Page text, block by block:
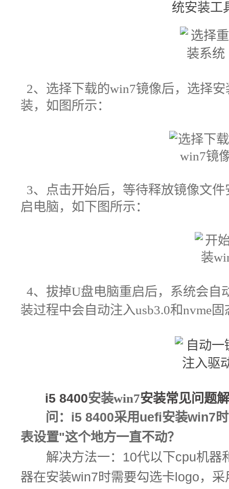
2、选择下载的win7镜像后，选择
装，如图所示：
3、点击开始后，等待释放镜像文
启电脑，如下图所示：
4、 拔掉U盘电脑重启后，系统会自
装过程中会自动注入usb3.0和nvme
i5 8400安装win7安装常见问题
问：i5 8400采用uefi安装win7
表设置"这个地方一直不动？
解决方法一：10代以下cpu机器
器在安装win7时需要勾选卡logo，